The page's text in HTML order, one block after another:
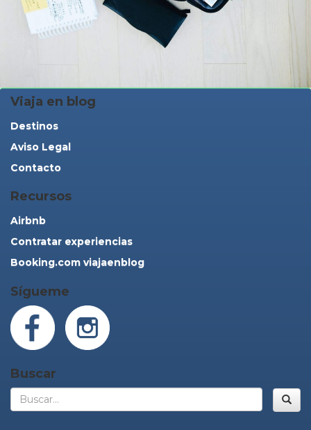
Viaja en blog
Destinos
Aviso Legal
Contacto
Recursos
Airbnb
Contratar experiencias
Booking.com viajaenblog
Sígueme
Buscar